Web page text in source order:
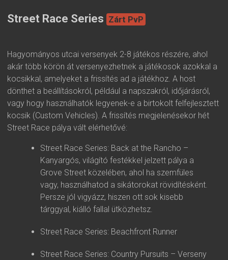
Street Race Series Zárt PvP
Hagyományos utcai versenyek 2-8 játékos részére, ahol
akár több körön át versenyezhetnek a játékosok azokkal a
kocsikkal, amelyeket a frissítés ad a játékhoz. A host
dönthet a beállításokról, például a napszakról, időjárásról,
vagy hogy használhatók legyenek-e a birtokolt felfejlesztett
kocsik (Custom Vehicles). A frissítés megjelenésekor hét
Street Race pálya vált elérhetővé:
Street Race Series: Back at the Rancho –
Kanyargós, világító festékkel jelzett pálya a
Grove Street közelében, ahol ha szemfüles
vagy, használhatod a sikátorokat rövidítésként.
Persze jól vigyázz, hiszen ott sok kisebb
tárggyal, kiálló fallal ütközhetsz.
Street Race Series: Beachfront Runner
Street Race Series: Country Pursuits – Verseny